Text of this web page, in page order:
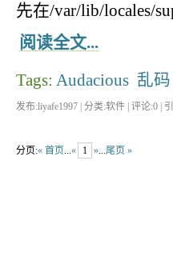
先在/var/lib/locales/
阅读全文...
Tags: Audacious 乱码
发布:liyafe1997 | 分类:软件 | 评论:0 |
分页:« 首页...« 1 »...尾页 »